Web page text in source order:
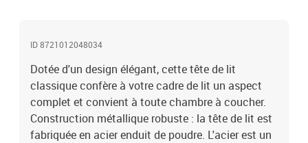
ID 8721012048034
Dotée d'un design élégant, cette tête de lit
classique confère à votre cadre de lit un aspect
complet et convient à toute chambre à coucher.
Construction métallique robuste : la tête de lit est
fabriquée en acier enduit de poudre. L'acier est un